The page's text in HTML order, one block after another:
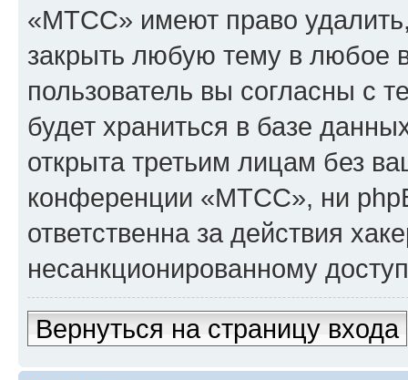
«МТСС» имеют право удалить,
закрыть любую тему в любое
пользователь вы согласны с
будет храниться в базе
открыта третьим лицам без
конференции «МТСС», ни
ответственна за действия
несанкционированному
Вернуться на страницу входа